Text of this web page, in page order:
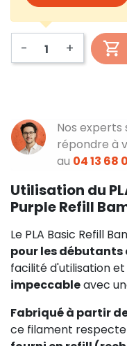
- +
Nos
répondre à
au 04 13 68
Utilisation du
Purple Refill
Le PLA Basic Refill
pour les débutants
facilité d'utilisation et
impeccableavec
Fabriqué à partir
ce filament respecte